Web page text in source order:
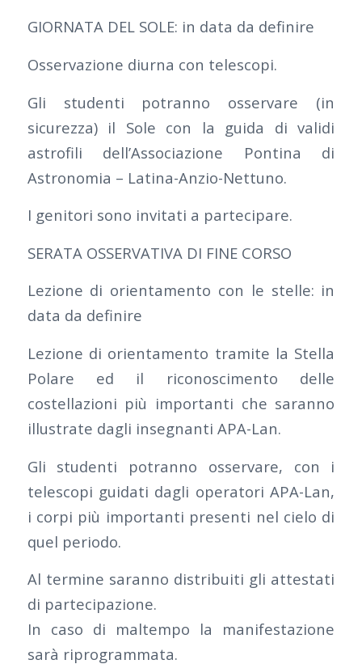
GIORNATA DEL SOLE: in data da definire
Osservazione diurna con telescopi.
Gli studenti potranno osservare (in
sicurezza) il Sole con la guida di validi
astrofili dell’Associazione Pontina di
Astronomia – Latina-Anzio-Nettuno.
I genitori sono invitati a partecipare.
SERATA OSSERVATIVA DI FINE CORSO
Lezione di orientamento con le stelle: in
data da definire
Lezione di orientamento tramite la Stella
Polare ed il riconoscimento delle
costellazioni più importanti che saranno
illustrate dagli insegnanti APA-Lan.
Gli studenti potranno osservare, con i
telescopi guidati dagli operatori APA-Lan,
i corpi più importanti presenti nel cielo di
quel periodo.
Al termine saranno distribuiti gli attestati
di partecipazione.
In caso di maltempo la manifestazione
sarà riprogrammata.